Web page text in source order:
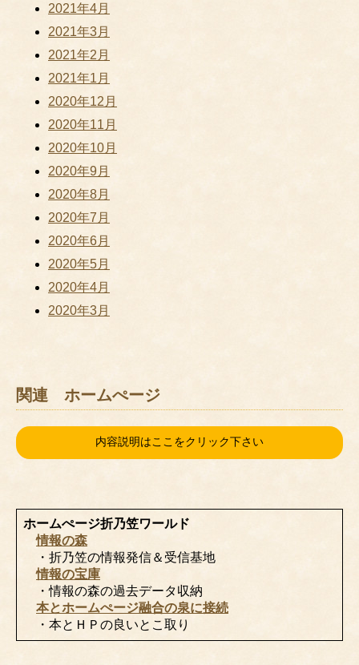
2021年4月
2021年3月
2021年2月
2021年1月
2020年12月
2020年11月
2020年10月
2020年9月
2020年8月
2020年7月
2020年6月
2020年5月
2020年4月
2020年3月
関連 ホームぺージ
内容説明はここをクリック下さい
ホームぺージ折乃笠ワールド
情報の森
・折乃笠の情報発信＆受信基地
情報の宝庫
・情報の森の過去データ収納
本とホームぺージ融合の泉に接続
・本とＨＰの良いとこ取り